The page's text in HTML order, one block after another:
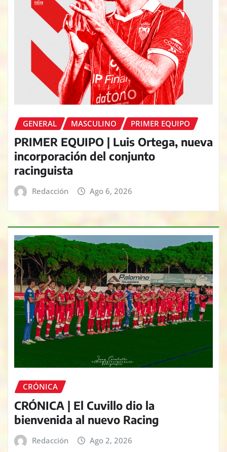
GENERAL MASCULINO PRIMER EQUIPO
PRIMER EQUIPO | Luis Ortega, nueva
incorporación del conjunto
racinguista
Redacción Ago 6, 2026
CRÓNICA
CRÓNICA | El Cuvillo dio la
bienvenida al nuevo Racing
Redacción Ago 2, 2026